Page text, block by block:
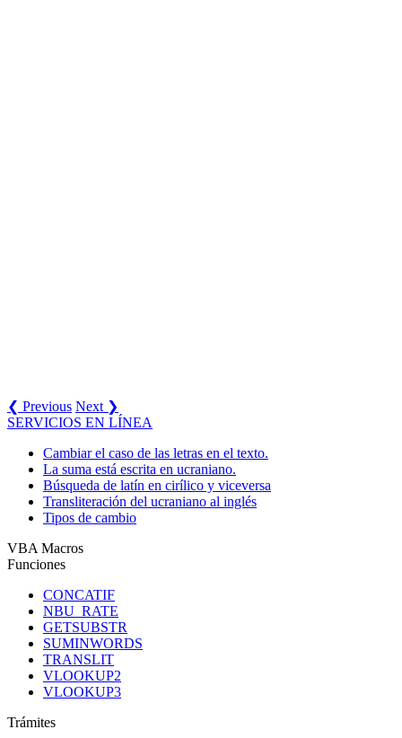
❮ Previous Next ❯
SERVICIOS EN LÍNEA
Cambiar el caso de las letras en el texto.
La suma está escrita en ucraniano.
Búsqueda de latín en cirílico y viceversa
Transliteración del ucraniano al inglés
Tipos de cambio
VBA Macros
Funciones
CONCATIF
NBU_RATE
GETSUBSTR
SUMINWORDS
TRANSLIT
VLOOKUP2
VLOOKUP3
Trámites